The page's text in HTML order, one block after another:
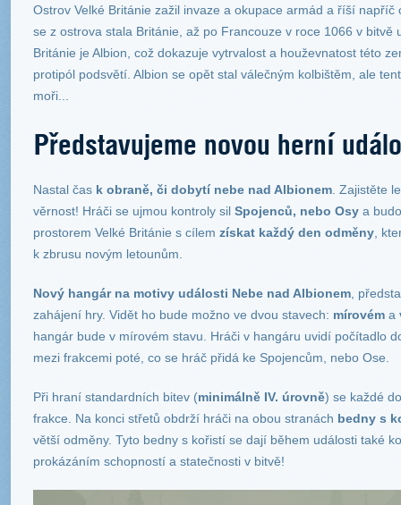
Ostrov Velké Británie zažil invaze a okupace armád a říší
se z ostrova stala Británie, až po Francouze v roce 1066 v bitvě
Británie je Albion, což dokazuje vytrvalost a houževnatost této
protipól podsvětí. Albion se opět stal válečným kolbištěm, ale
moři...
Představujeme novou herní
Nastal čas k obraně, či dobytí nebe nad Albionem . Zajistěte
věrnost! Hráči se ujmou kontroly sil Spojenců, nebo Osy a
prostorem Velké Británie s cílem získat každý den odměny ,
k zbrusu novým letounům.
Nový hangár na motivy události Nebe nad Albionem ,
zahájení hry. Vidět ho bude možno ve dvou stavech: mírovém a
hangár bude v mírovém stavu. Hráči v hangáru uvidí počítadlo
mezi frakcemi poté, co se hráč přidá ke Spojencům, nebo Ose.
Při hraní standardních bitev (minimálně IV. úrovně) se každé
frakce. Na konci střetů obdrží hráči na obou stranách bedny s
větší odměny. Tyto bedny s kořistí se dají během události také
prokázáním schopností a statečnosti v bitvě!